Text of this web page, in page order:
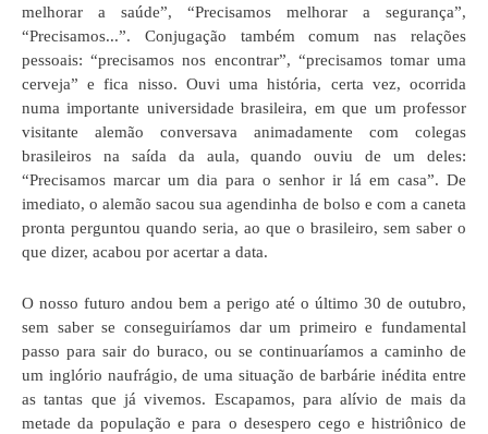
melhorar a saúde”, “Precisamos melhorar a segurança”,
“Precisamos...”. Conjugação também comum nas relações
pessoais: “precisamos nos encontrar”, “precisamos tomar uma
cerveja” e fica nisso. Ouvi uma história, certa vez, ocorrida
numa importante universidade brasileira, em que um professor
visitante alemão conversava animadamente com colegas
brasileiros na saída da aula, quando ouviu de um deles:
“Precisamos marcar um dia para o senhor ir lá em casa”. De
imediato, o alemão sacou sua agendinha de bolso e com a caneta
pronta perguntou quando seria, ao que o brasileiro, sem saber o
que dizer, acabou por acertar a data.
O nosso futuro andou bem a perigo até o último 30 de outubro,
sem saber se conseguiríamos dar um primeiro e fundamental
passo para sair do buraco, ou se continuaríamos a caminho de
um inglório naufrágio, de uma situação de barbárie inédita entre
as tantas que já vivemos. Escapamos, para alívio de mais da
metade da população e para o desespero cego e histriônico de